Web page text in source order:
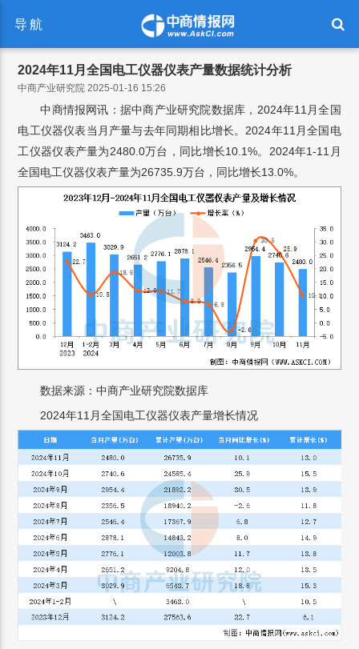
导航
2024年11月全国电工仪器仪表产量数据统计分析
中商产业研究院 2025-01-16 15:26
中商情报网讯：据中商产业研究院数据库，2024年11月全国
电工仪器仪表当月产量与去年同期相比增长。2024年11月全国电
工仪器仪表产量为2480.0万台，同比增长10.1%。2024年1-11月
全国电工仪器仪表产量为26735.9万台，同比增长13.0%。
数据来源：中商产业研究院数据库
2024年11月全国电工仪器仪表产量增长情况